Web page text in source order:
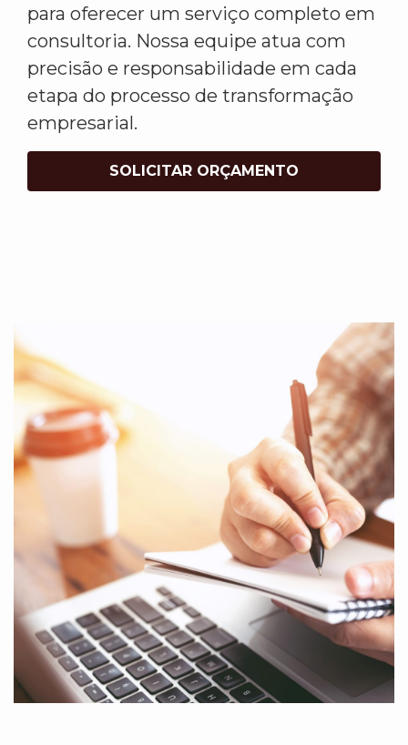
para oferecer um serviço completo em
consultoria. Nossa equipe atua com
precisão e responsabilidade em cada
etapa do processo de transformação
empresarial.
SOLICITAR ORÇAMENTO